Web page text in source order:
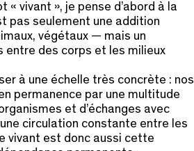
« vivant », je pense d’abord à la
pas seulement une addition
végétaux — mais un
entre des corps et les milieux
à une échelle très concrète : nos
permanence par une multitude
et d’échanges avec
une circulation constante entre les
vivant est donc aussi cette